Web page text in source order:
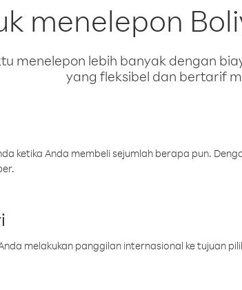
menelepon
menelepon lebih banyak dengan
yang fleksibel dan bertarif
ketika Anda membeli sejumlah berapa pun.
melakukan panggilan internasional ke tujuan